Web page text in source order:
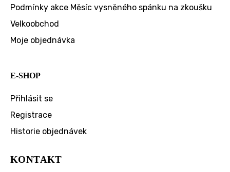
Podmínky akce Měsíc vysněného spánku na zkoušku
Velkoobchod
Moje objednávka
E-SHOP
Přihlásit se
Registrace
Historie objednávek
KONTAKT